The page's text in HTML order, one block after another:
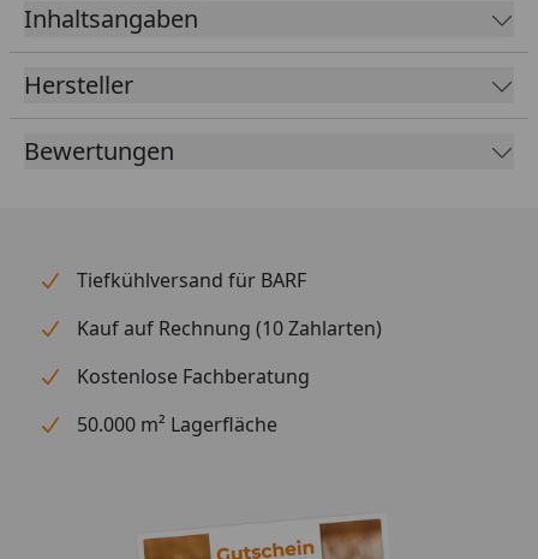
Inhaltsangaben
Hersteller
Bewertungen
Tiefkühlversand für BARF
Kauf auf Rechnung (10 Zahlarten)
Kostenlose Fachberatung
50.000 m² Lagerfläche